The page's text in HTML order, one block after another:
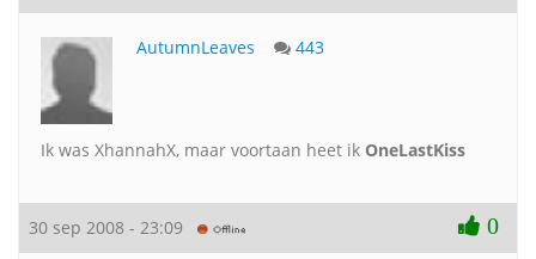
AutumnLeaves 443
Ik was XhannahX, maar voortaan heet ik OneLastKiss
30 sep 2008 - 23:09 0